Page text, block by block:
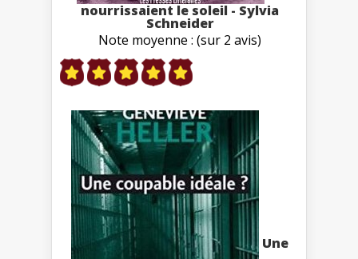
nourrissaient le soleil - Sylvia
Schneider
Note moyenne : (sur 2 avis)
Une